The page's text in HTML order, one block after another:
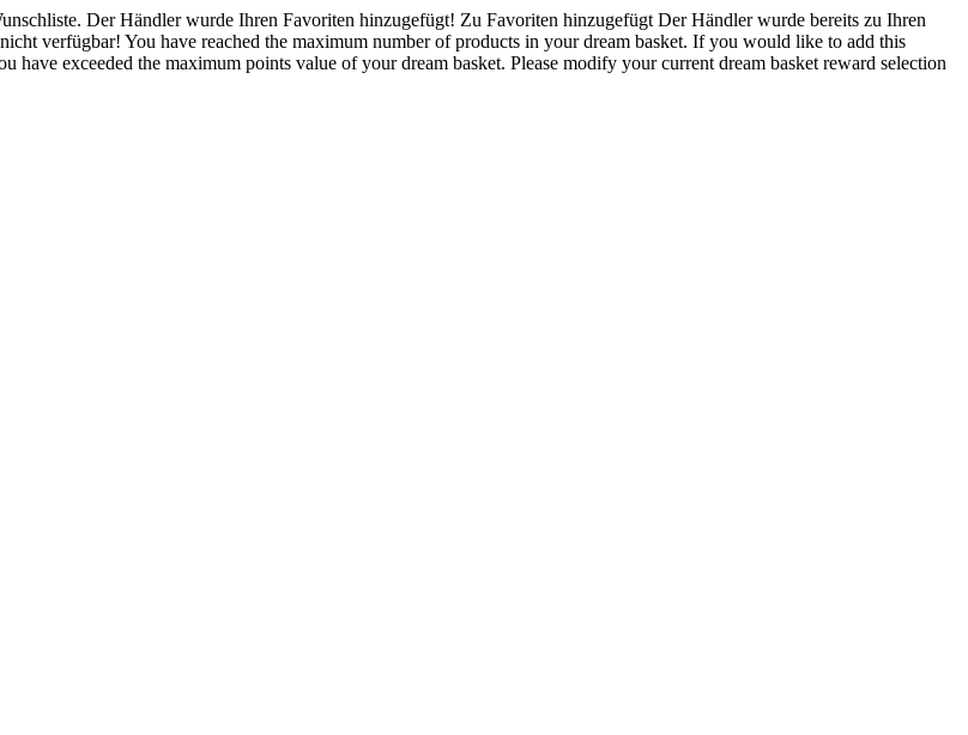
Der Händler wurde Ihren Favoriten hinzugefügt! Zu Favoriten hinzugefügt Der Händler wurde bereits zu Ihren
verfügbar! You have reached the maximum number of products in your dream basket. If you would like to add this
have exceeded the maximum points value of your dream basket. Please modify your current dream basket reward selection